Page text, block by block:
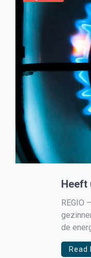
Heeft
REGIO
de
schrijft
Read